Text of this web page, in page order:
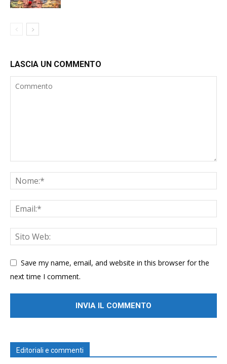
LASCIA UN COMMENTO
Save my name, email, and website in this browser for the
next time I comment.
Editoriali e commenti